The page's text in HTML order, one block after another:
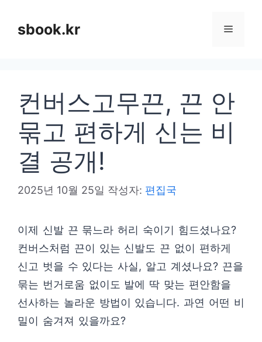
sbook.kr 메
컨버스고무끈, 끈 안
묶고 편하게 신는 비
결 공개!
2025년 10월 25일 작성자: 편집국
이제 신발 끈 묶느라 허리 숙이기 힘드셨나요?
컨버스처럼 끈이 있는 신발도 끈 없이 편하게
신고 벗을 수 있다는 사실, 알고 계셨나요? 끈을
묶는 번거로움 없이도 발에 딱 맞는 편안함을
선사하는 놀라운 방법이 있습니다. 과연 어떤 비
밀이 숨겨져 있을까요?